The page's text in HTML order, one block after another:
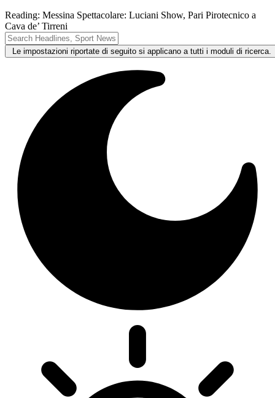
Reading: Messina Spettacolare: Luciani Show, Pari Pirotecnico a
Cava de’ Tirreni